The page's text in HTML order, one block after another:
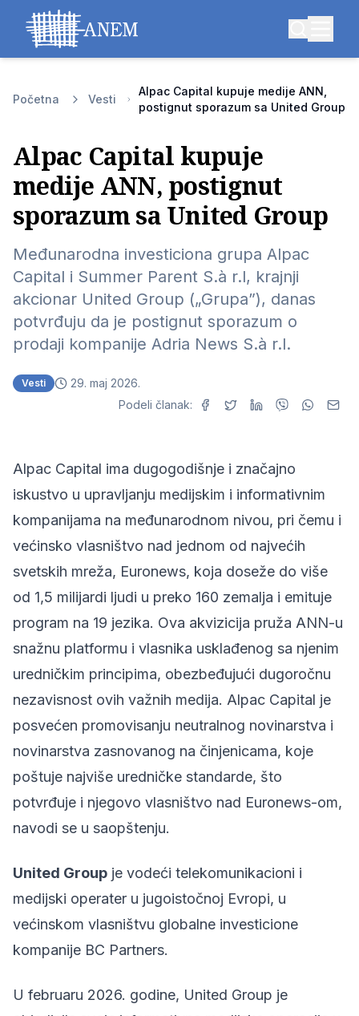
Početna Vesti
Alpac Capital kupuje medije ANN,
postignut sporazum sa United Group
Alpac Capital kupuje
medije ANN, postignut
sporazum sa United Group
Međunarodna investiciona grupa Alpac
Capital i Summer Parent S.à r.l, krajnji
akcionar United Group („Grupa”), danas
potvrđuju da je postignut sporazum o
prodaji kompanije Adria News S.à r.l.
Vesti
29. maj 2026.
Podeli članak:
Alpac Capital ima dugogodišnje i značajno
iskustvo u upravljanju medijskim i informativnim
kompanijama na međunarodnom nivou, pri čemu i
većinsko vlasništvo nad jednom od najvećih
svetskih mreža, Euronews, koja doseže do više
od 1,5 milijardi ljudi u preko 160 zemalja i emituje
program na 19 jezika. Ova akvizicija pruža ANN-u
snažnu platformu i vlasnika usklađenog sa njenim
uredničkim principima, obezbeđujući dugoročnu
nezavisnost ovih važnih medija. Alpac Capital je
posvećen promovisanju neutralnog novinarstva i
novinarstva zasnovanog na činjenicama, koje
poštuje najviše uredničke standarde, što
potvrđuje i njegovo vlasništvo nad Euronews-om,
navodi se u saopštenju.
United Group je vodeći telekomunikacioni i
medijski operater u jugoistočnoj Evropi, u
većinskom vlasništvu globalne investicione
kompanije BC Partners.
U februaru 2026. godine, United Group je